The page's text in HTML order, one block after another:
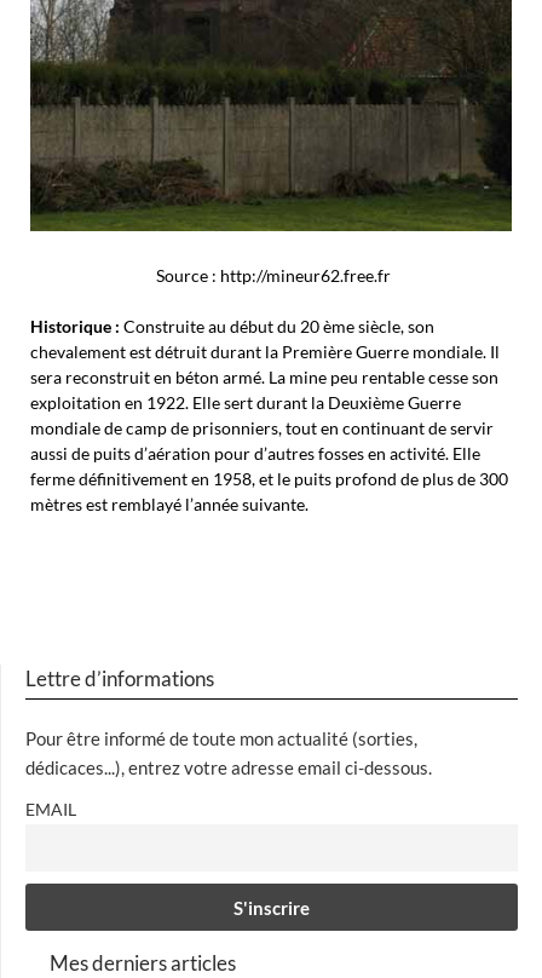
Source : http://mineur62.free.fr
Historique : Construite au début du 20 ème siècle, son
chevalement est détruit durant la Première Guerre mondiale. Il
sera reconstruit en béton armé. La mine peu rentable cesse son
exploitation en 1922. Elle sert durant la Deuxième Guerre
mondiale de camp de prisonniers, tout en continuant de servir
aussi de puits d’aération pour d’autres fosses en activité. Elle
ferme définitivement en 1958, et le puits profond de plus de 300
mètres est remblayé l’année suivante.
Lettre d’informations
Pour être informé de toute mon actualité (sorties,
dédicaces...), entrez votre adresse email ci-dessous.
EMAIL
Mes derniers articles